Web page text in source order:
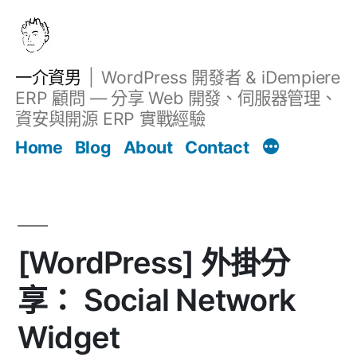
一介資男
WordPress 開發者 & iDempiere
ERP 顧問 — 分享 Web 開發、伺服器管理、
資安與開源 ERP 實戰經驗
Home
Blog About Contact
[WordPress] 外掛分
享： Social Network
Widget
文章